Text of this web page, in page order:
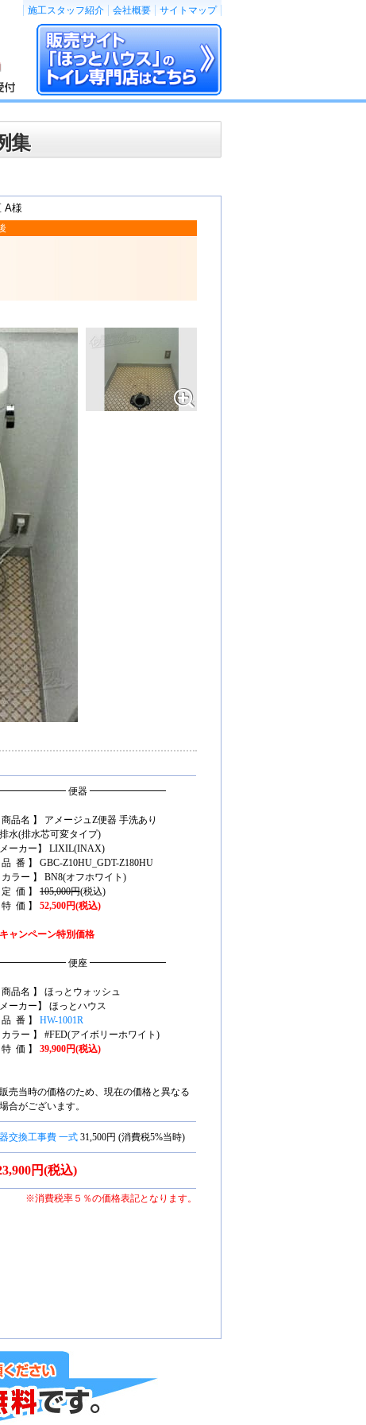
集
A様
便器 ━━━━━━━━
商品名 】 アメージュZ便器 手洗あり
水(排水芯可変タイプ)
メーカー】 LIXIL(INAX)
品 番 】 GBC-Z10HU_GDT-Z180HU
カラー 】 BN8(オフホワイト)
定 価 】 105,000円(税込)
特 価 】 52,500円(税込)
ャンペーン特別価格
便座 ━━━━━━━━
商品名 】 ほっとウォッシュ
メーカー】 ほっとハウス
品 番 】 HW-1001R
カラー 】 #FED(アイボリーホワイト)
特 価 】 39,900円(税込)
売当時の価格のため、現在の価格と異なる
場合がございます。
交換工事費 一式 31,500円 (消費税5%当時)
円(税込)
※消費税率５％の価格表記となります。
施工スタッフ紹介 会社概要 サイトマップ